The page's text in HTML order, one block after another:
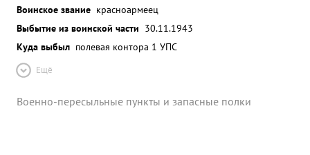
Воинское звание красноармеец
Выбытие из воинской части 30.11.1943
Куда выбыл полевая контора 1 УПС
Ещё
Военно-пересыльные пункты и запасные полки